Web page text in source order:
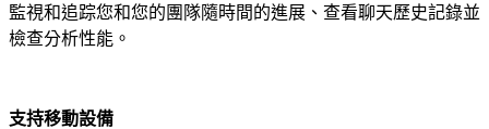
監視和追踪您和您的團隊隨時間的進展、查看聊天歷史記錄並
檢查分析性能。
支持移動設備